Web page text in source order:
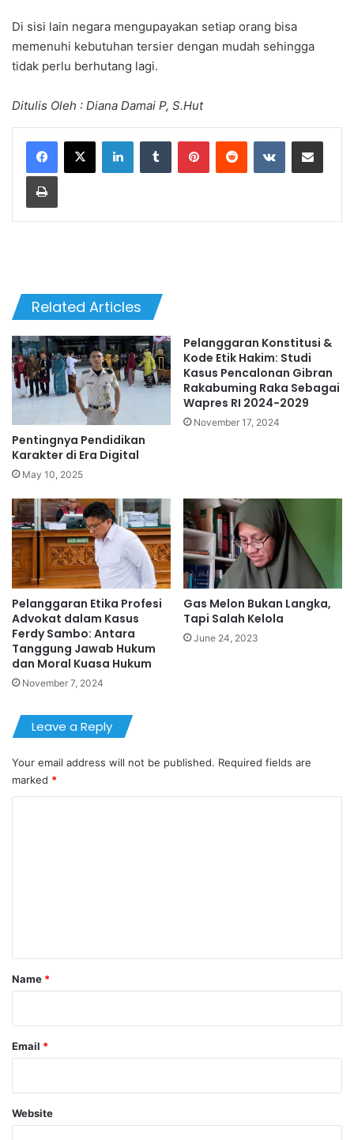
Di sisi lain negara mengupayakan setiap orang bisa
memenuhi kebutuhan tersier dengan mudah sehingga
tidak perlu berhutang lagi.
Ditulis Oleh : Diana Damai P, S.Hut
LinkedInTumblr PinterestReddit VKontakteShare via Email
Print
Related Articles
Pentingnya Pendidikan
Karakter di Era Digital
May 10, 2025
Pelanggaran Konstitusi &
Kode Etik Hakim: Studi
Kasus Pencalonan Gibran
Rakabuming Raka Sebagai
Wapres RI 2024-2029
November 17, 2024
Pelanggaran Etika Profesi
Advokat dalam Kasus
Ferdy Sambo: Antara
Tanggung Jawab Hukum
dan Moral Kuasa Hukum
November 7, 2024
Gas Melon Bukan Langka,
Tapi Salah Kelola
June 24, 2023
Leave a Reply
Your email address will not be published. Required fields are
marked *
*
Name *
Email *
Website